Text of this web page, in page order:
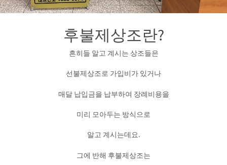
후불제상조란?
흔히들 알고 계시는 상조들은
선불제상조로 가입비가 있거나
매달 납입금을 납부하여 장례비용을
미리 모아두는 방식으로
알고 계시는데요.
그에 반해 후불제상조는